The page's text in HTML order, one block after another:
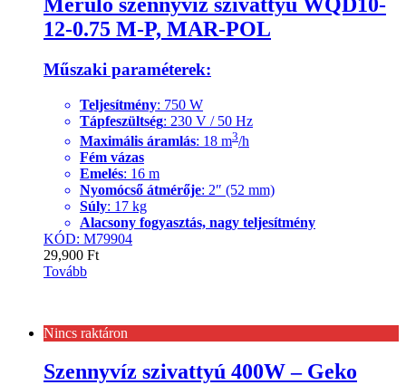
Merülő szennyvíz szivattyú WQD10-
12-0.75 M-P, MAR-POL
Műszaki paraméterek:
Teljesítmény: 750 W
Tápfeszültség: 230 V / 50 Hz
Maximális áramlás: 18 m3/h
Fém vázas
Emelés: 16 m
Nyomócső átmérője: 2″ (52 mm)
Súly: 17 kg
Alacsony fogyasztás, nagy teljesítmény
KÓD: M79904
29,900 Ft
Tovább
Nincs raktáron
Szennyvíz szivattyú 400W – Geko